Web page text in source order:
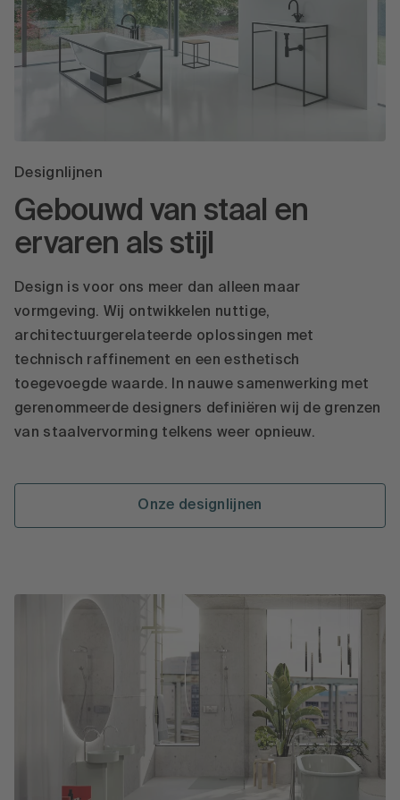
Designlijnen
Gebouwd van staal en
ervaren als stijl
Design is voor ons meer dan alleen maar
vormgeving. Wij ontwikkelen nuttige,
architectuurgerelateerde oplossingen met
technisch raffinement en een esthetisch
toegevoegde waarde. In nauwe samenwerking met
gerenommeerde designers definiëren wij de grenzen
van staalvervorming telkens weer opnieuw.
Onze designlijnen